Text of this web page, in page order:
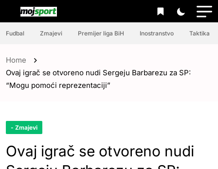
Fudbal Zmajevi Premijer liga BiH Inostranstvo Taktika
Home
Ovaj igrač se otvoreno nudi Sergeju Barbarezu za SP:
“Mogu pomoći reprezentaciji”
- Zmajevi
Ovaj igrač se otvoreno nudi